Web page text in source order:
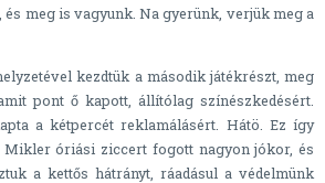
meg is vagyunk. Na gyerünk, verjük meg a
kezdtük a második játékrészt, meg
pont ő kapott, állítólag színészkedésért.
a kétpercét reklamálásért. Hátö. Ez így
Mikler óriási ziccert fogott nagyon jókor, és
a kettős hátrányt, ráadásul a védelmünk